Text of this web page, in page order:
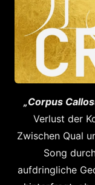
„Corpus
Verlust der
Zwischen Qual
Song
aufdringliche